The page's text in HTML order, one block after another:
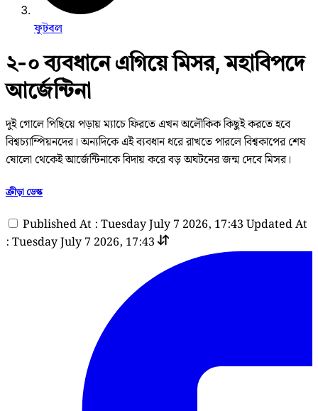
ফুটবল
২-০ ব্যবধানে এগিয়ে মিসর, মহাবিপদে
আর্জেন্টিনা
দুই গোলে পিছিয়ে পড়ায় ম্যাচে ফিরতে এখন অলৌকিক কিছুই করতে হবে
বিশ্বচ্যাম্পিয়নদের। অন্যদিকে এই ব্যবধান ধরে রাখতে পারলে বিশ্বকাপের শেষ
ষোলো থেকেই আর্জেন্টিনাকে বিদায় করে বড় অঘটনের জন্ম দেবে মিসর।
ক্রীড়া ডেস্ক
Published At : Tuesday July 7 2026, 17:43 Updated At
: Tuesday July 7 2026, 17:43